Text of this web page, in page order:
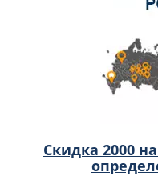
Скидка 2000